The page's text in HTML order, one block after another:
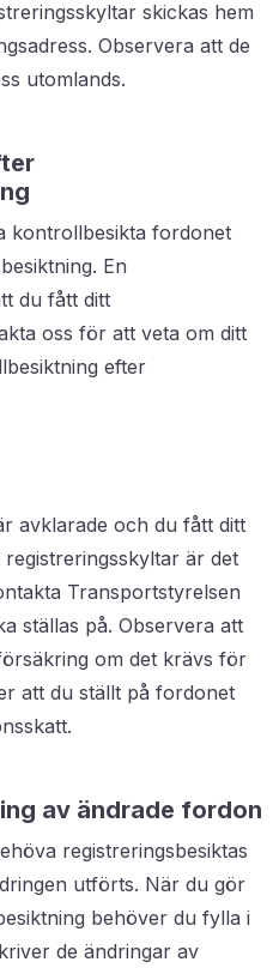
skickas hem
Observera att de
utomlands.
kontrollbesikta fordonet
En
du fått ditt
oss för att veta om ditt
efter
avklarade och du fått ditt
är det
Transportstyrelsen
ställas på. Observera att
om det krävs för
att du ställt på fordonet
av ändrade fordon
registreringsbesiktas
utförts. När du gör
behöver du fylla i
de ändringar av